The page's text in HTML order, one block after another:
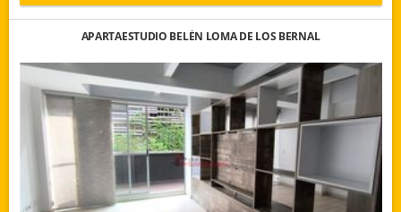
APARTAESTUDIO BELÉN LOMA DE LOS BERNAL